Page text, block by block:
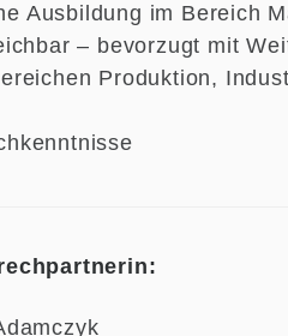
Ausbildung im Bereich
– bevorzugt mit
Produktion,